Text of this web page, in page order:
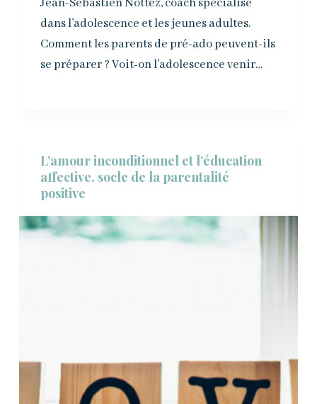
dans l’adolescence et les jeunes adultes.
Comment les parents de pré-ado peuvent-ils
se préparer ? Voit-on l’adolescence venir…
L’amour inconditionnel et l’éducation
affective, socle de la parentalité
positive